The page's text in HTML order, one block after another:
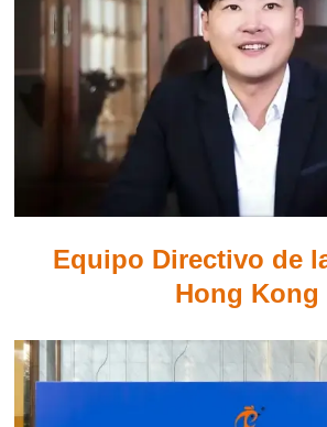
Equipo Directivo de
Hong Kong